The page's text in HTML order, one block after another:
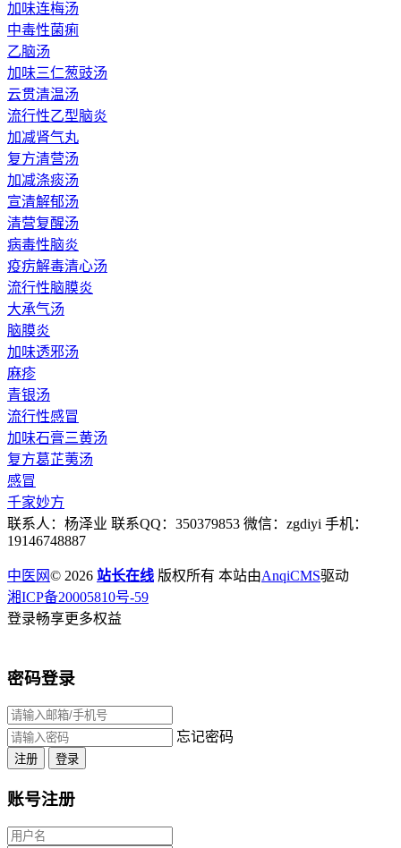
加味连梅汤
中毒性菌痢
乙脑汤
加味三仁葱豉汤
云贯清温汤
流行性乙型脑炎
加减肾气丸
复方清营汤
加减涤痰汤
宣清解郁汤
清营复醒汤
病毒性脑炎
疫疠解毒清心汤
流行性脑膜炎
大承气汤
脑膜炎
加味透邪汤
麻疹
青银汤
流行性感冒
加味石膏三黄汤
复方葛芷荑汤
感冒
千家妙方
联系人：杨泽业 联系QQ：350379853 微信：zgdiyi 手机：
19146748887
中医网© 2026 站长在线 版权所有 本站由AnqiCMS驱动
湘ICP备20005810号-59
登录畅享更多权益
密码登录
忘记密码
注册 登录
账号注册